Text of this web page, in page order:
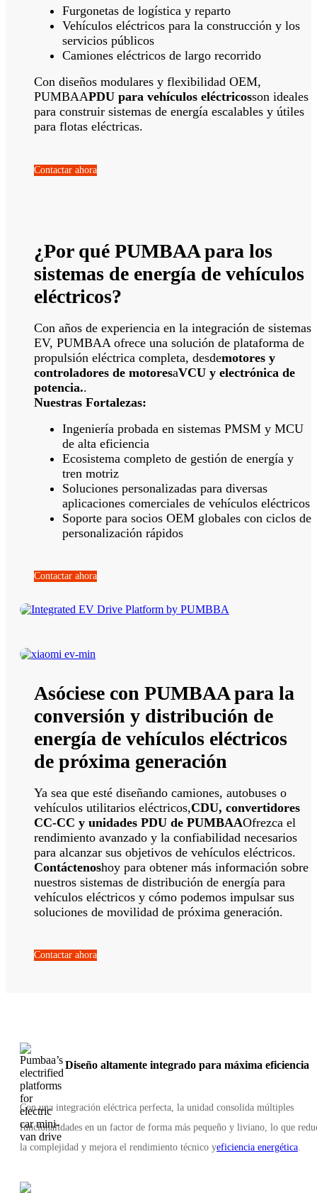
Furgonetas de logística y reparto
Vehículos eléctricos para la construcción y los
servicios públicos
Camiones eléctricos de largo recorrido
Con diseños modulares y flexibilidad OEM,
PUMBAAPDU para vehículos eléctricosson ideales
para construir sistemas de energía escalables y útiles
para flotas eléctricas.
Contactar ahora
¿Por qué PUMBAA para los
sistemas de energía de vehículos
eléctricos?
Con años de experiencia en la integración de sistemas
EV, PUMBAA ofrece una solución de plataforma de
propulsión eléctrica completa, desdemotores y
controladores de motoresaVCU y electrónica de
potencia..
Nuestras Fortalezas:
Ingeniería probada en sistemas PMSM y MCU
de alta eficiencia
Ecosistema completo de gestión de energía y
tren motriz
Soluciones personalizadas para diversas
aplicaciones comerciales de vehículos eléctricos
Soporte para socios OEM globales con ciclos de
personalización rápidos
Contactar ahora
Asóciese con PUMBAA para la
conversión y distribución de
energía de vehículos eléctricos
de próxima generación
Ya sea que esté diseñando camiones, autobuses o
vehículos utilitarios eléctricos,CDU, convertidores
CC-CC y unidades PDU de PUMBAAOfrezca el
rendimiento avanzado y la confiabilidad necesarios
para alcanzar sus objetivos de vehículos eléctricos.
Contáctenoshoy para obtener más información sobre
nuestros sistemas de distribución de energía para
vehículos eléctricos y cómo podemos impulsar sus
soluciones de movilidad de próxima generación.
Contactar ahora
Diseño altamente integrado para máxima eficiencia
Con una integración eléctrica perfecta, la unidad consolida múltiples
funcionalidades en un factor de forma más pequeño y liviano, lo que
la complejidad y mejora el rendimiento técnico yeficiencia energética.